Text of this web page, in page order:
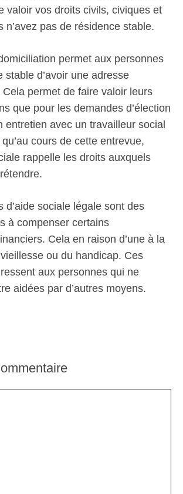
valoir vos droits civils, civiques et
n’avez pas de résidence stable.
permet aux personnes
stable d’avoir une adresse
permet de faire valoir leurs
que pour les demandes d’élection
entretien avec un travailleur social
cours de cette entrevue,
rappelle les droits auxquels
d’aide sociale légale sont des
à compenser certains
Cela en raison d’une à la
ou du handicap. Ces
aux personnes qui ne
aidées par d’autres moyens.